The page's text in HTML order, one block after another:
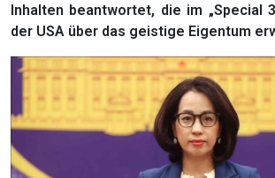
Inhalten beantwortet, die im „Special
der USA über das geistige Eigentum